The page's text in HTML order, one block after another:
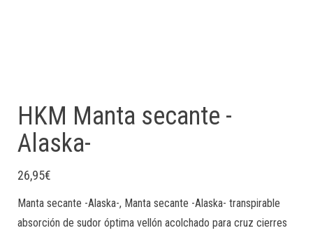
HKM Manta secante -
Alaska-
26,95€
Manta secante -Alaska-, Manta secante -Alaska- transpirable
absorción de sudor óptima vellón acolchado para cruz cierres